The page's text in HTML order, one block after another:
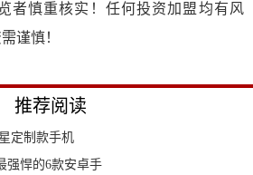
者慎重核实！任何投资加盟均有风
谨慎！
推荐阅读
定制款手机
强悍的6款安卓手